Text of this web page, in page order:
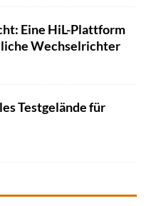
Eine HiL-Plattform
Wechselrichter
Testgelände für